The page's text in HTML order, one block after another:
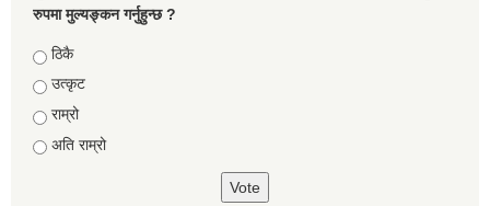
रुपमा मुल्यङ्कन गर्नुहुन्छ ?
Choices
ठिकै
उत्कृट
राम्रो
अति राम्रो